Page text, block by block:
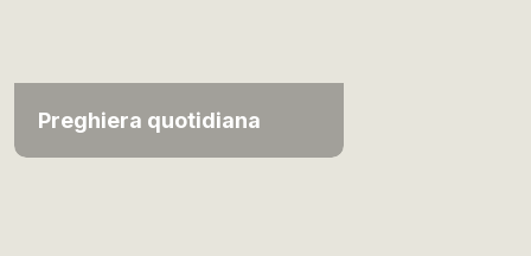
Preghiera quotidiana